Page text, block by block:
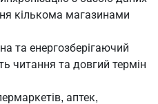
кількома магазинами
та енергозберігаючий
читання та довгий термін
аптек,